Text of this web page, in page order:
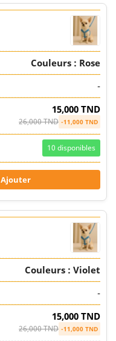
Couleurs : Rose
-
15,000 TND
26,000 TND -11,000 TND
10 disponibles
Ajouter
Couleurs : Violet
-
15,000 TND
26,000 TND -11,000 TND